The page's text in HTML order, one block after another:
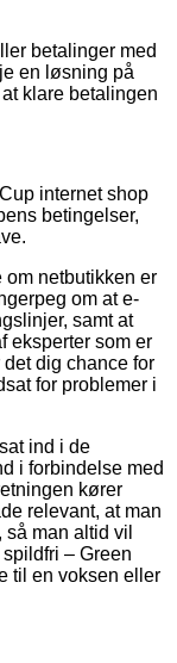
betalinger med
en løsning på
klare betalingen
internet shop
betingelser,
netbutikken er
om at e-
samt at
eksperter som er
dig chance for
for problemer i
ind i de
i forbindelse med
kører
relevant, at man
man altid vil
– Green
til en voksen eller